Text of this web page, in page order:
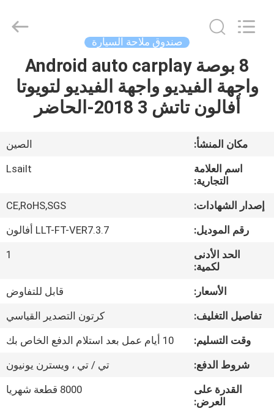
منزل،
بيت
أشرطة
معلومات
في
المعمل
مراقبة
الجودة
Electron
Co.,Ltd.
صندوق ملاحة السيارة
8 بوصة Android auto carplay
واجهة الفيديو واجهة الفيديو لتويوتا
أفالون تاتش 3 2018-الحاضر
مكان المنشأ:
الصين
اسم العلامة
التجارية:
Lsailt
إصدار الشهادات:
CE,RoHS,SGS
رقم الموديل:
LLT-FT-VER7.3.7 أفالون
الحد الأدنى
لكمية:
1
الأسعار:
قابل للتفاوض
تفاصيل التغليف:
كرتون التصدير القياسي
وقت التسليم:
10 أيام عمل بعد استلام الدفع الخاص بك
شروط الدفع:
تي / تي ، ويسترن يونيون
القدرة على
العرض:
8000 قطعة شهريا